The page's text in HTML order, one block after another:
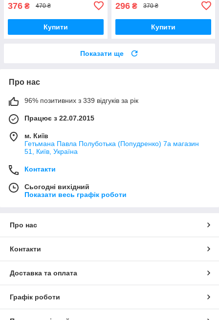
376 ₴ 470 ₴
Купити
296 ₴ 370 ₴
Купити
Показати ще
Про нас
96% позитивних з 339 відгуків за рік
Працює з 22.07.2015
м. Київ
Гетьмана Павла Полуботька (Попудренко) 7а магазин
51, Київ, Україна
Контакти
Сьогодні вихідний
Показати весь графік роботи
Про нас
Контакти
Доставка та оплата
Графік роботи